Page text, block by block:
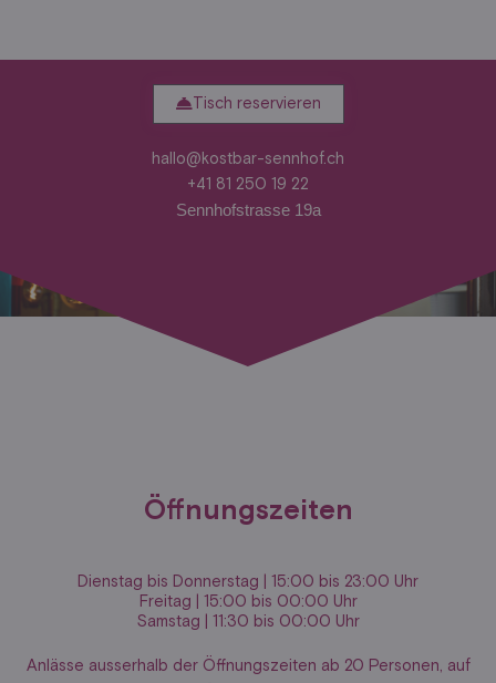
Tisch reservieren
hallo@kostbar-sennhof.ch
+41 81 250 19 22
Sennhofstrasse 19a
Öffnungszeiten
Dienstag bis Donnerstag | 15:00 bis 23:00 Uhr
Freitag | 15:00 bis 00:00 Uhr
Samstag | 11:30 bis 00:00 Uhr
Anlässe ausserhalb der Öffnungszeiten ab 20 Personen, auf